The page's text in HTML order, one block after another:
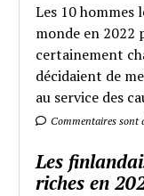
Les 10 hommes
monde en
certainement
décidaient de
au service des
Commentaires sont
Les
riches en